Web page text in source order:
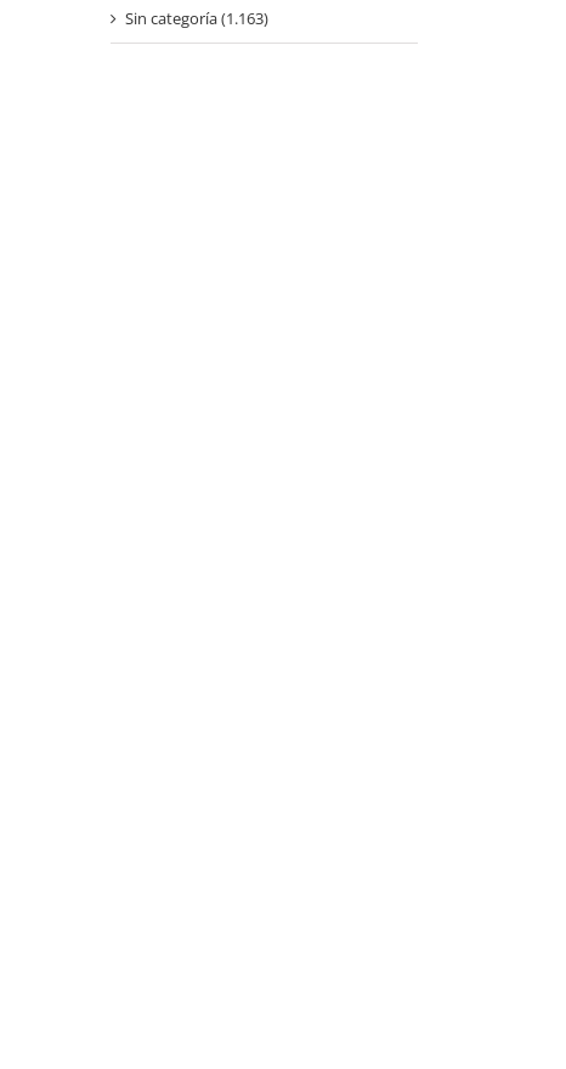
Sin categoría (1.163)